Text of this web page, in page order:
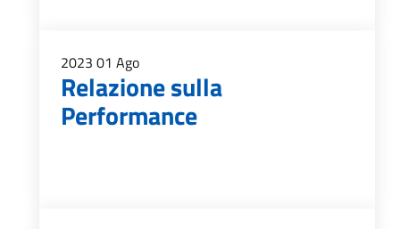
2023 01 Ago
Relazione sulla
Performance